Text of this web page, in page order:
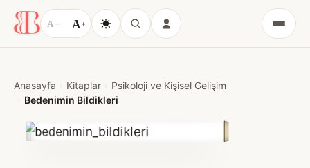
A − A+
Menü
Anasayfa Kitaplar
Psikoloji ve Kişisel Gelişim
Bedenimin Bildikleri